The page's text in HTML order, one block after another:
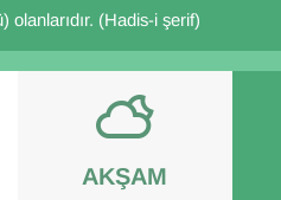
olanlarıdır. (Hadis-i şerif)
AKŞAM